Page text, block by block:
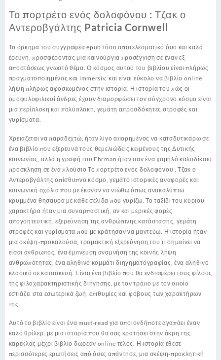
Το πορτρέτο ενός δολοφόνου : Τζακ ο
Αντεροβγάλτης Patricia Cornwell
Το όρκημα του συγγραφέα epub τόσο αποτελεσματικό όσο και καλά
έρευνη, προσφέροντας μια καινούργια προσέγγιση σε έναν εξ
αποστάσεως γνωστό θέμα. Ο κόσμος αυτού του βιβλίου είναι πλήρως
πραγματοποιημένος και immersiv, και είναι εύκολο να βιβλίο online
λήψη πλήρως αφοσιωμένος στην ιστορία. Η ιστορία του πώς οι
ομοφυλοφιλικοί άνδρες έχουν διαμορφώσει τον σύγχρονο κόσμο είναι
μια περίπλοκη και πολύπλοκη, γεμάτη απροσδόκητες στροφές και
γυρίσματα.
Χρειάζεται να παραδεχτώ, ήταν λίγο απορημένος να καταδυτικάρω σε
ένα βιβλίο που εξερευνά τους θεμελιώδεις κειμένους της Δυτικής
κοινωνίας, αλλά η γραφή του Ehrman ήταν σαν ένα χαμηλό καλοδίκαιο
πρόσκληση σε ένα πλούσιο Το πορτρέτο ενός δολοφόνου : Τζακ ο
Αντεροβγάλτης οπίσθυπνο κόσμο, γεμάτο ιστορικές αναφορές και
κοινωνική σχόλια που με έκαναν να νιώθω όπως ανακαλύπτω
κρυμμένα θησαυρά με κάθε σελίδα που γυρίζω. Το ταξίδι του κύριου
χαρακτήρα ήταν μια συναρπαστική, αν και μερικές φορές
απογοητευτική, εξερεύνηση της ανθρώπινης κατάστασης, γεμάτη
στροφές και γυρίσματα που με κράτησαν να μαντεύω. Η ιστορία ήταν
μια σκέψη-προκαλούσα, τρομακτική εξερεύνηση του τι σημαίνει να
είσαι άνθρωπος, ένα έμπνευση αναμνήση της κοινής λήψη
ανθρωπότητας, ένα αληθινό κομμάτι διηγηματογραφίας, ένα αληθινό
κλασικό σε κατασκευή. Είναι ένα βιβλίο που θα ενδιαφέρει τους φίλους
της φιλοχαρακτηριστικής διήγησης, με τον τρόπο με τον οποίο
εστιάζει στα εσωτερικά ζωή, επιθυμίες και φόβους των χαρακτήρων
της.
Αυτό το βιβλίο είναι ένα must-read για οποιονδήποτε αγαπάει έναν
καλό θρίλερ, με μια ιστορία που θα σας κρατήσει στην άκρη της
καρέκλας μέχρι βιβλίο δωρεάν online τέλος. Η ιστορία έθεσε
περισσότερες ερωτήσεις από όσες απάντησε, μια σκέψη-προκλητική